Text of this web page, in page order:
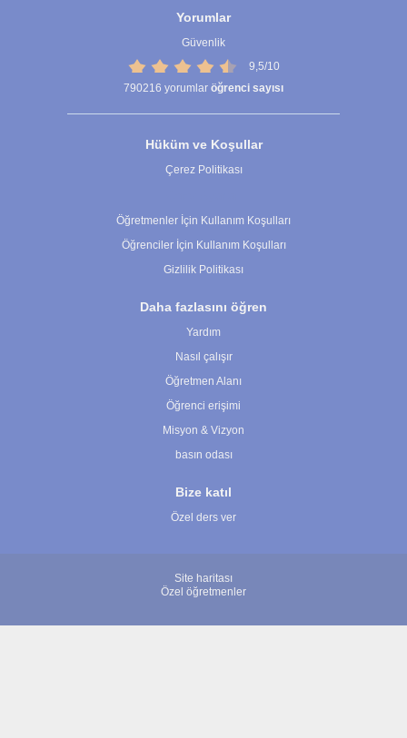
Yorumlar
Güvenlik
9,5/10
790216 yorumlar öğrenci sayısı
Hüküm ve Koşullar
Çerez Politikası
Öğretmenler İçin Kullanım Koşulları
Öğrenciler İçin Kullanım Koşulları
Gizlilik Politikası
Daha fazlasını öğren
Yardım
Nasıl çalışır
Öğretmen Alanı
Öğrenci erişimi
Misyon & Vizyon
basın odası
Bize katıl
Özel ders ver
Site haritası
Özel öğretmenler